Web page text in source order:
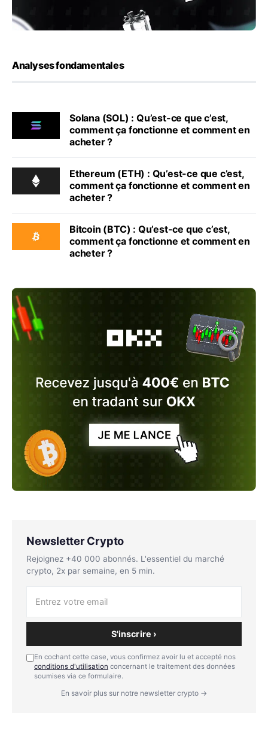
Analyses fondamentales
Solana (SOL) : Qu’est-ce que c’est,
comment ça fonctionne et comment en
acheter ?
Ethereum (ETH) : Qu’est-ce que c’est,
comment ça fonctionne et comment en
acheter ?
Bitcoin (BTC) : Qu’est-ce que c’est,
comment ça fonctionne et comment en
acheter ?
Newsletter Crypto
Rejoignez +40 000 abonnés. L'essentiel du marché
crypto, 2x par semaine, en 5 min.
S'inscrire ›
En cochant cette case, vous confirmez avoir lu et accepté nos
conditions d'utilisation concernant le traitement des données
soumises via ce formulaire.
En savoir plus sur notre newsletter crypto →